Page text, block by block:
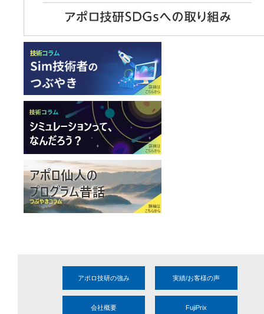
アポロ技研の強み 実績/お客様の声
会社概要 FujiPrix